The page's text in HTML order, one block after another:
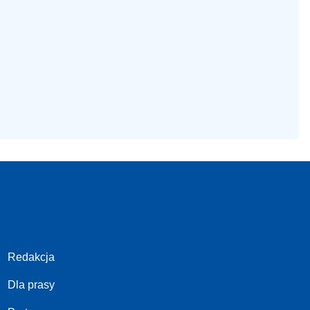
Redakcja
Dla prasy